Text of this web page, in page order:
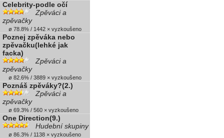
Celebrity-podle očí
Zpěváci a
zpěvačky
ø 78.8% / 1442 × vyzkoušeno
Poznej zpěváka nebo
zpěvačku(lehké jak
facka)
Zpěváci a
zpěvačky
ø 82.6% / 3889 × vyzkoušeno
Poznáš zpěváky?(2.)
Zpěváci a
zpěvačky
ø 69.3% / 560 × vyzkoušeno
One Direction(9.)
Hudební skupiny
ø 86.3% / 1138 × vyzkoušeno